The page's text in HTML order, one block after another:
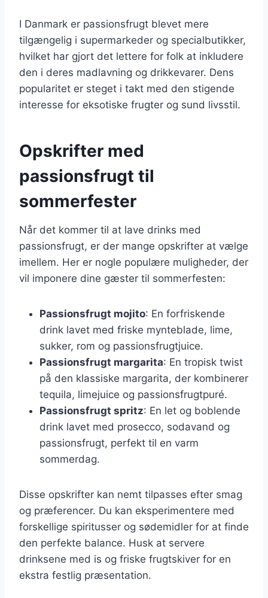
I Danmark er passionsfrugt blevet mere
tilgængelig i supermarkeder og specialbutikker,
hvilket har gjort det lettere for folk at inkludere
den i deres madlavning og drikkevarer. Dens
popularitet er steget i takt med den stigende
interesse for eksotiske frugter og sund livsstil.
Opskrifter med
passionsfrugt til
sommerfester
Når det kommer til at lave drinks med
passionsfrugt, er der mange opskrifter at vælge
imellem. Her er nogle populære muligheder, der
vil imponere dine gæster til sommerfesten:
Passionsfrugt mojito: En forfriskende
drink lavet med friske mynteblade, lime,
sukker, rom og passionsfrugtjuice.
Passionsfrugt margarita: En tropisk twist
på den klassiske margarita, der kombinerer
tequila, limejuice og passionsfrugtpuré.
Passionsfrugt spritz: En let og boblende
drink lavet med prosecco, sodavand og
passionsfrugt, perfekt til en varm
sommerdag.
Disse opskrifter kan nemt tilpasses efter smag
og præferencer. Du kan eksperimentere med
forskellige spiritusser og sødemidler for at finde
den perfekte balance. Husk at servere
drinksene med is og friske frugtskiver for en
ekstra festlig præsentation.